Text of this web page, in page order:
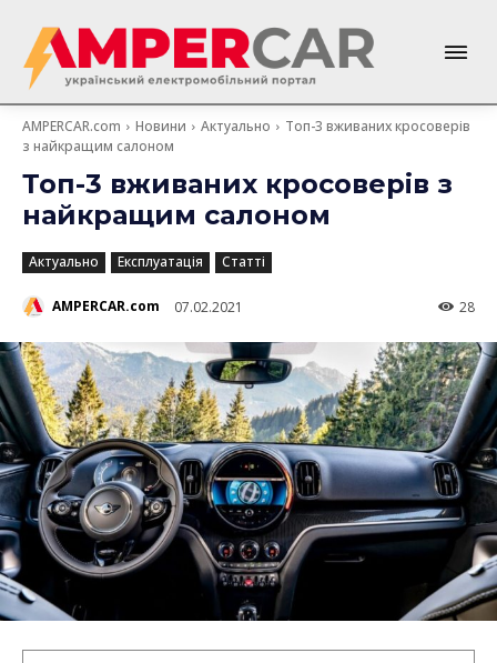
AMPERCAR.com Новини Актуально
Топ-3 вживаних кросоверів
з найкращим салоном
Топ-3 вживаних кросоверів з
найкращим салоном
Актуально Експлуатація Статті
AMPERCAR.com 07.02.2021 28